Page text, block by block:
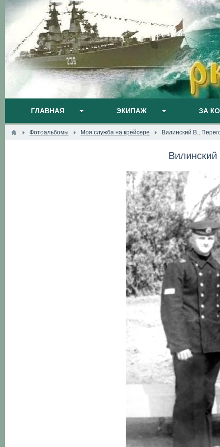
ГЛАВНАЯ ЭКИПАЖ ЗА
Фотоальбомы Моя служба на крейсере Вилинский В.,